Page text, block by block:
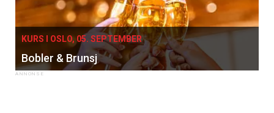
KURS I OSLO, 05. SEPTEMBER
Bobler & Brunsj